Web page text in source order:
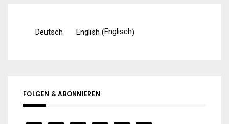
Deutsch English (Englisch)
FOLGEN & ABONNIEREN